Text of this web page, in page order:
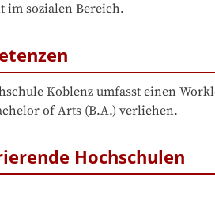
im sozialen Bereich.
Koblenz umfasst einen
of Arts (B.A.) verliehen.
Hochschulen